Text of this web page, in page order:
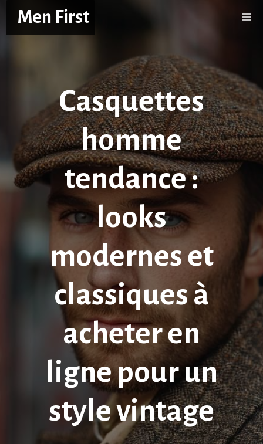
contenu
Men First
Casquettes
homme
tendance :
looks
modernes et
classiques à
acheter en
ligne pour un
style vintage